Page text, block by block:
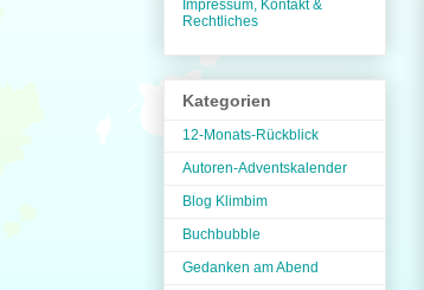
Impressum, Kontakt &
Rechtliches
Kategorien
12-Monats-Rückblick
Autoren-Adventskalender
Blog Klimbim
Buchbubble
Gedanken am Abend